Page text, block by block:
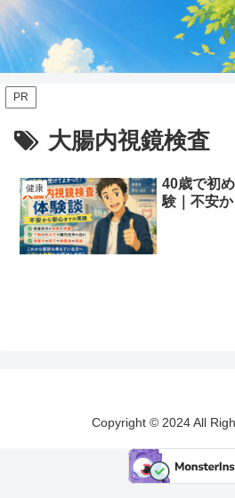
PR
大腸内視鏡検査
健康
40歳で初
験｜不安
Copyright © 2024 All